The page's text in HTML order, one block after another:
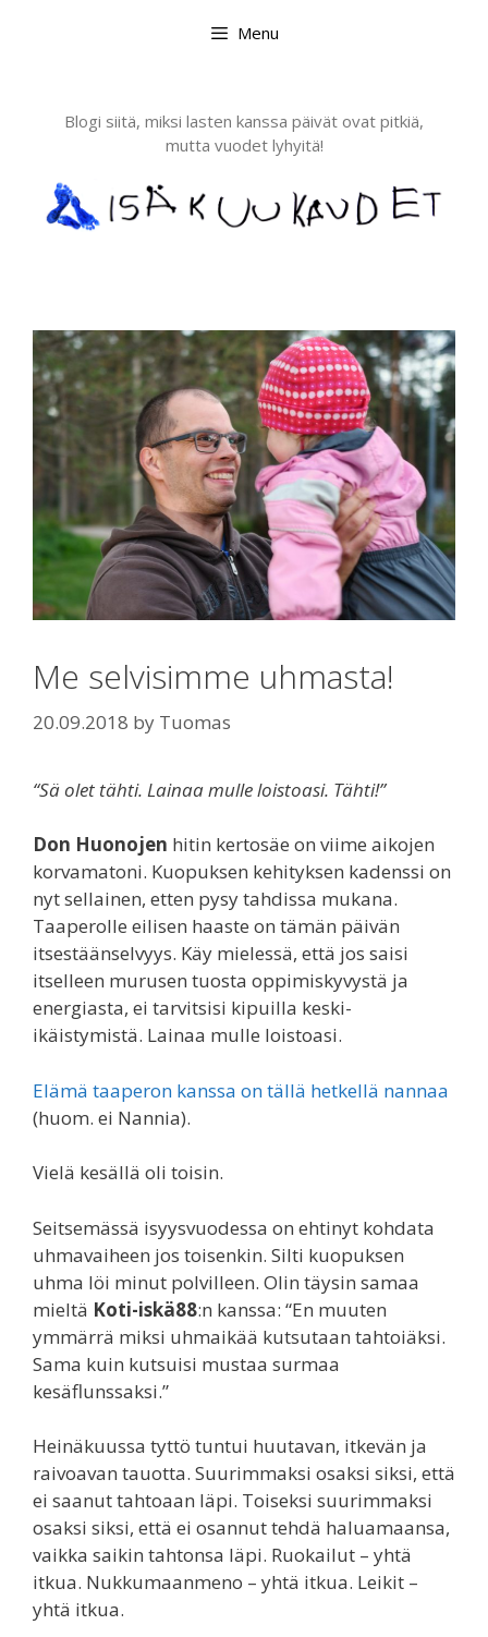
Menu
Blogi siitä, miksi lasten kanssa päivät ovat pitkiä,
mutta vuodet lyhyitä!
Me selvisimme uhmasta!
20.09.2018 by Tuomas
“Sä olet tähti. Lainaa mulle loistoasi. Tähti!”
Don Huonojen hitin kertosäe on viime aikojen
korvamatoni. Kuopuksen kehityksen kadenssi on
nyt sellainen, etten pysy tahdissa mukana.
Taaperolle eilisen haaste on tämän päivän
itsestäänselvyys. Käy mielessä, että jos saisi
itselleen murusen tuosta oppimiskyvystä ja
energiasta, ei tarvitsisi kipuilla keski-
ikäistymistä. Lainaa mulle loistoasi.
Elämä taaperon kanssa on tällä hetkellä nannaa
(huom. ei Nannia).
Vielä kesällä oli toisin.
Seitsemässä isyysvuodessa on ehtinyt kohdata
uhmavaiheen jos toisenkin. Silti kuopuksen
uhma löi minut polvilleen. Olin täysin samaa
mieltä Koti-iskä88:n kanssa: “En muuten
ymmärrä miksi uhmaikää kutsutaan tahtoiäksi.
Sama kuin kutsuisi mustaa surmaa
kesäflunssaksi.”
Heinäkuussa tyttö tuntui huutavan, itkevän ja
raivoavan tauotta. Suurimmaksi osaksi siksi, että
ei saanut tahtoaan läpi. Toiseksi suurimmaksi
osaksi siksi, että ei osannut tehdä haluamaansa,
vaikka saikin tahtonsa läpi. Ruokailut – yhtä
itkua. Nukkumaanmeno – yhtä itkua. Leikit –
yhtä itkua.